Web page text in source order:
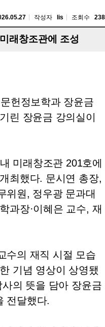
작성자 lis 조회수 238
래창조관에 조성
헌정보학과 장윤금
린 장윤금 강의실이
미래창조관 201호에
최했다. 문시연 총장,
위원, 정우광 문과대
과장·이혜은 교수, 재
수의 재직 시절 모습
기념 영상이 상영됐
의 뜻을 담아 장윤금
전달했다.